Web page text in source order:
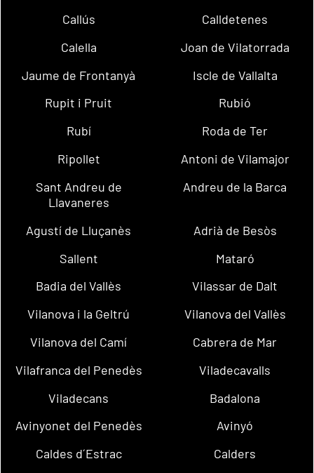
Callús
Calldetenes
Calella
Joan de Vilatorrada
Jaume de Frontanyà
Iscle de Vallalta
Rupit i Pruit
Rubió
Rubí
Roda de Ter
Ripollet
Antoni de Vilamajor
Sant Andreu de
Llavaneres
Andreu de la Barca
Agustí de Lluçanès
Adrià de Besòs
Sallent
Mataró
Badia del Vallès
Vilassar de Dalt
Vilanova i la Geltrú
Vilanova del Vallès
Vilanova del Camí
Cabrera de Mar
Vilafranca del Penedès
Viladecavalls
Viladecans
Badalona
Avinyonet del Penedès
Avinyó
Caldes d´Estrac
Calders